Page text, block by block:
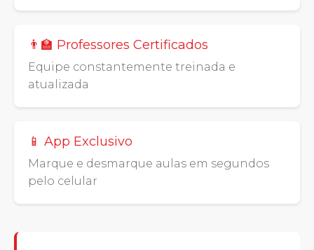
👨‍🏫 Professores Certificados
Equipe constantemente treinada e
atualizada
📱 App Exclusivo
Marque e desmarque aulas em segundos
pelo celular